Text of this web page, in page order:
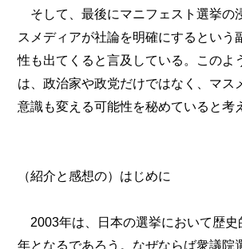
そして、最後にマニフェスト選挙の
スメディアが社論を明確にするという
性も出てくると言及している。このよ
は、政治家や政党だけではなく、マス
意識も変える可能性を秘めていると考
（紹介と感想の）はじめに
2003年は、日本の選挙において歴史
年となるであろう。なぜならば衆議院